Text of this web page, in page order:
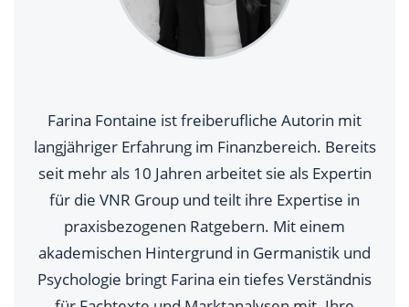
Farina Fontaine ist freiberufliche Autorin mit
langjähriger Erfahrung im Finanzbereich. Bereits
seit mehr als 10 Jahren arbeitet sie als Expertin
für die VNR Group und teilt ihre Expertise in
praxisbezogenen Ratgebern. Mit einem
akademischen Hintergrund in Germanistik und
Psychologie bringt Farina ein tiefes Verständnis